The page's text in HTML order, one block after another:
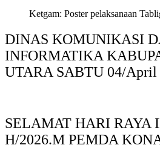
Ketgam: Poster pelaksanaan
DINAS KOMUNIKASI
INFORMATIKA
UTARA SABTU 04/April
SELAMAT HARI RAYA
H/2026.M PEMDA